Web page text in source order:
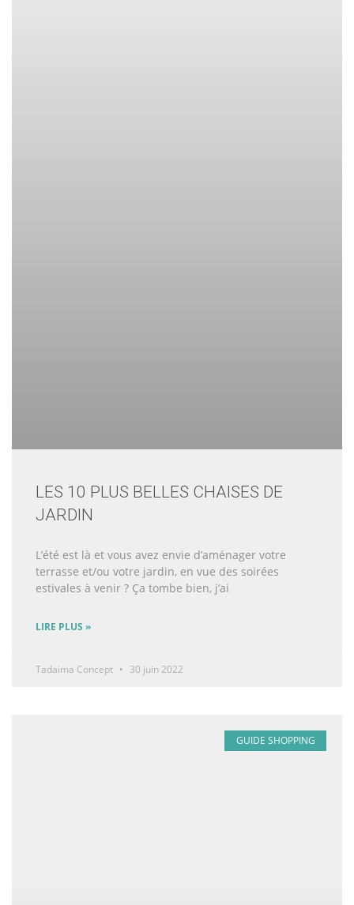
LES 10 PLUS BELLES CHAISES DE
JARDIN
L’été est là et vous avez envie d’aménager votre
terrasse et/ou votre jardin, en vue des soirées
estivales à venir ? Ça tombe bien, j’ai
LIRE PLUS »
Tadaima Concept 30 juin 2022
GUIDE SHOPPING